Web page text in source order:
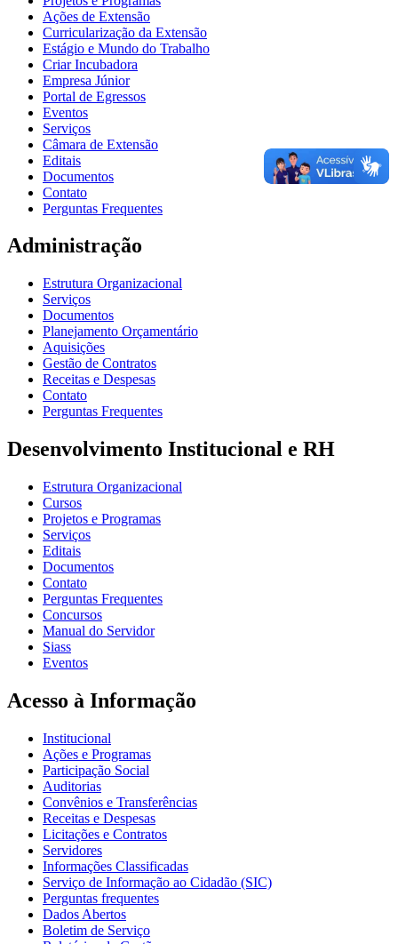
Ações de Extensão
Curricularização da Extensão
Estágio e Mundo do Trabalho
Criar Incubadora
Empresa Júnior
Portal de Egressos
Eventos
Serviços
Câmara de Extensão
Editais
Documentos
Contato
Perguntas Frequentes
Administração
Estrutura Organizacional
Serviços
Documentos
Planejamento Orçamentário
Aquisições
Gestão de Contratos
Receitas e Despesas
Contato
Perguntas Frequentes
Desenvolvimento Institucional e RH
Estrutura Organizacional
Cursos
Projetos e Programas
Serviços
Editais
Documentos
Contato
Perguntas Frequentes
Concursos
Manual do Servidor
Siass
Eventos
Acesso à Informação
Institucional
Ações e Programas
Participação Social
Auditorias
Convênios e Transferências
Receitas e Despesas
Licitações e Contratos
Servidores
Informações Classificadas
Serviço de Informação ao Cidadão (SIC)
Perguntas frequentes
Dados Abertos
Boletim de Serviço